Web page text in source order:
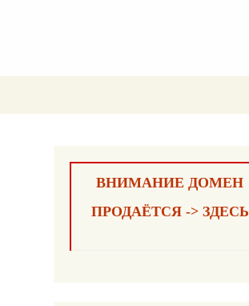
ВНИМАНИЕ ДОМЕН
ПРОДАЁТСЯ -> ЗДЕСЬ